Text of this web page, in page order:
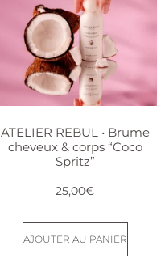
ATELIER REBUL • Brume
cheveux & corps “Coco
Spritz”
25,00€
AJOUTER AU PANIER